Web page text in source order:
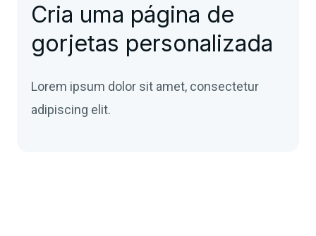
Cria uma página de
gorjetas personalizada
Lorem ipsum dolor sit amet, consectetur
adipiscing elit.